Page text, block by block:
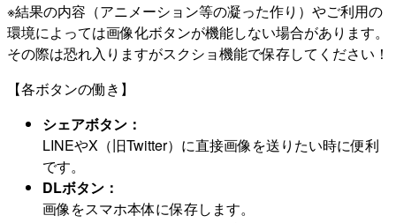
※結果の内容（アニメーション等の凝った作り）やご利用の
環境によっては画像化ボタンが機能しない場合があります。
その際は恐れ入りますがスクショ機能で保存してください！
【各ボタンの働き】
シェアボタン：
LINEやX（旧Twitter）に直接画像を送りたい時に便利
です。
DLボタン：
画像をスマホ本体に保存します。